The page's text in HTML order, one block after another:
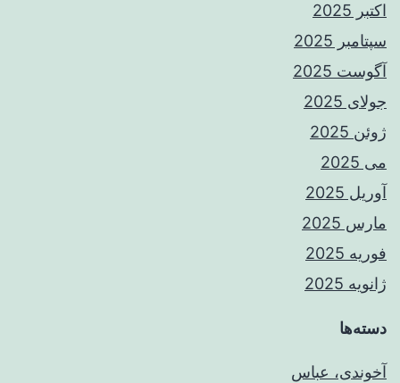
اکتبر 2025
سپتامبر 2025
آگوست 2025
جولای 2025
ژوئن 2025
می 2025
آوریل 2025
مارس 2025
فوریه 2025
ژانویه 2025
دسته‌ها
آخوندی، عباس